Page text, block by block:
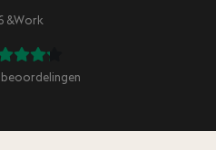
&Work
beoordelingen